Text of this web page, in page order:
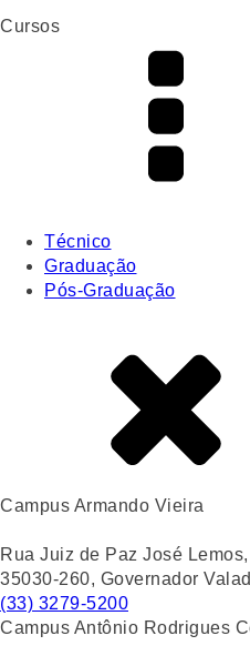
Cursos
Técnico
Graduação
Pós-Graduação
Campus Armando Vieira
Rua Juiz de Paz José
35030-260, Governador
(33) 3279-5200
Campus Antônio Rodrigues